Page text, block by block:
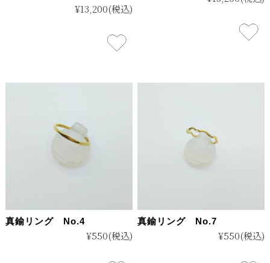
¥13,200(税込)
真鍮リング No.4
¥550(税込)
真鍮リング No.7
¥550(税込)